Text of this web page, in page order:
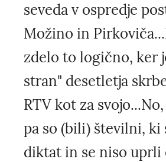
seveda v ospredje
Možino in
zdelo to logično, ker
stran" desetletja
RTV kot za
pa so (bili) številni, ki
diktat in se niso uprli